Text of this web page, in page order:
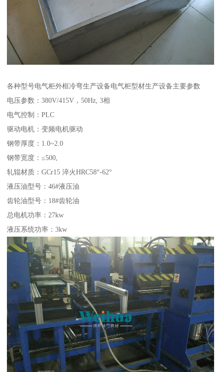
各种型号电气柜外框冷弯生产设备电气柜型材生产设备主要参数
电压参数：380V/415V，50Hz, 3相
电气控制：PLC
驱动电机：变频电机驱动
钢带厚度：1.0~2.0
钢带宽度：≤500,
轧辊材质：GCr15 淬火HRC58°-62°
液压油型号：46#液压油
齿轮油型号：18#齿轮油
总电机功率：27kw
液压系统功率：3kw